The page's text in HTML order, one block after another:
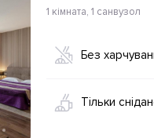
1 кімната, 1 санвузол
Без
Тільки